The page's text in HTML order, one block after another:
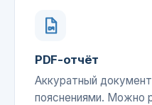
PDF-отчёт
Аккуратный
пояснениями. Можно